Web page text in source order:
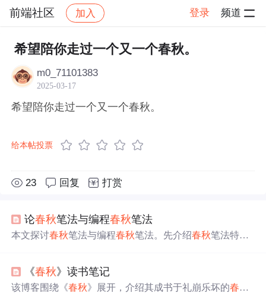
前端社区 加入 登录 频道
社区 前端社区 感慨 帖子详情
希望陪你走过一个又一个春秋。
m0_71101383
2025-03-17
希望陪你走过一个又一个春秋。
给本帖投票
23 回复 打赏
论春秋笔法与编程春秋笔法
本文探讨春秋笔法与编程春秋笔法。先介绍春秋笔法特
御方法，还探讨技术可行性、应用案例、挑战风险及伦理
问题，最后给出安全探索建议。
《春秋》读书笔记
该博客围绕《春秋》展开，介绍其成书于礼崩乐坏的春秋